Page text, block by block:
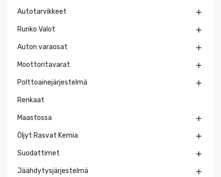
Autotarvikkeet 
Runko Valot 
Auton varaosat 
Moottoritavarat 
Polttoainejärjestelmä 
Renkaat
Maastossa 
Öljyt Rasvat Kemia 
Suodattimet 
Jäähdytysjärjestelmä 